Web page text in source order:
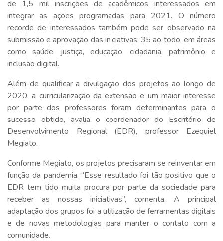
de 1,5 mil inscrições de acadêmicos interessados em
integrar as ações programadas para 2021. O número
recorde de interessados também pode ser observado na
submissão e aprovação das iniciativas: 35 ao todo, em áreas
como saúde, justiça, educação, cidadania, patrimônio e
inclusão digital.
Além de qualificar a divulgação dos projetos ao longo de
2020, a curricularização da extensão e um maior interesse
por parte dos professores foram determinantes para o
sucesso obtido, avalia o coordenador do Escritório de
Desenvolvimento Regional (EDR), professor Ezequiel
Megiato.
Conforme Megiato, os projetos precisaram se reinventar em
função da pandemia. “Esse resultado foi tão positivo que o
EDR tem tido muita procura por parte da sociedade para
receber as nossas iniciativas”, comenta. A principal
adaptação dos grupos foi a utilização de ferramentas digitais
e de novas metodologias para manter o contato com a
comunidade.